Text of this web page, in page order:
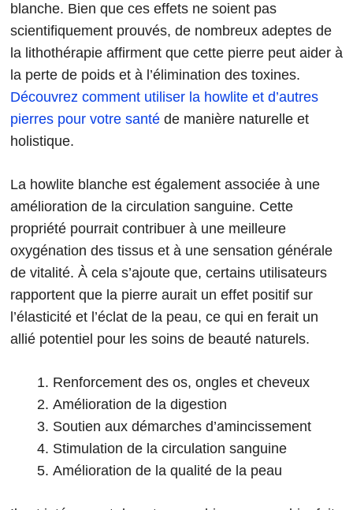
blanche. Bien que ces effets ne soient pas
scientifiquement prouvés, de nombreux adeptes de
la lithothérapie affirment que cette pierre peut aider à
la perte de poids et à l’élimination des toxines.
Découvrez comment utiliser la howlite et d’autres
pierres pour votre santé de manière naturelle et
holistique.
La howlite blanche est également associée à une
amélioration de la circulation sanguine. Cette
propriété pourrait contribuer à une meilleure
oxygénation des tissus et à une sensation générale
de vitalité. À cela s’ajoute que, certains utilisateurs
rapportent que la pierre aurait un effet positif sur
l’élasticité et l’éclat de la peau, ce qui en ferait un
allié potentiel pour les soins de beauté naturels.
Renforcement des os, ongles et cheveux
Amélioration de la digestion
Soutien aux démarches d’amincissement
Stimulation de la circulation sanguine
Amélioration de la qualité de la peau